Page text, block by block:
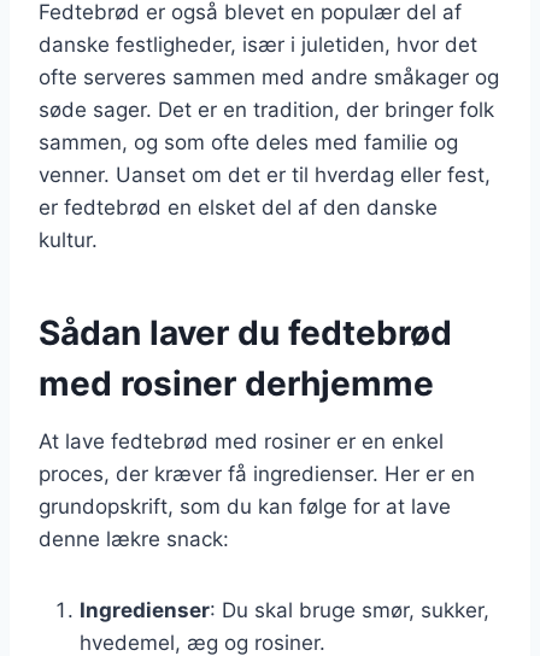
Fedtebrød er også blevet en populær del af
danske festligheder, især i juletiden, hvor det
ofte serveres sammen med andre småkager og
søde sager. Det er en tradition, der bringer folk
sammen, og som ofte deles med familie og
venner. Uanset om det er til hverdag eller fest,
er fedtebrød en elsket del af den danske
kultur.
Sådan laver du fedtebrød
med rosiner derhjemme
At lave fedtebrød med rosiner er en enkel
proces, der kræver få ingredienser. Her er en
grundopskrift, som du kan følge for at lave
denne lækre snack:
Ingredienser: Du skal bruge smør, sukker,
hvedemel, æg og rosiner.